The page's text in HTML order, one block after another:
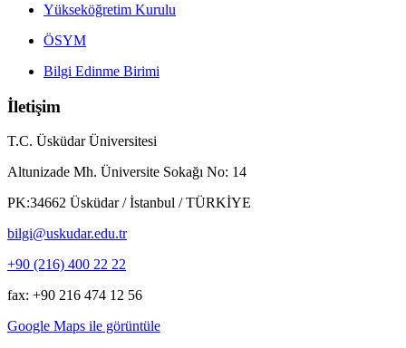
Yükseköğretim Kurulu
ÖSYM
Bilgi Edinme Birimi
İletişim
T.C. Üsküdar Üniversitesi
Altunizade Mh. Üniversite Sokağı No: 14
PK:34662 Üsküdar / İstanbul / TÜRKİYE
bilgi@uskudar.edu.tr
+90 (216) 400 22 22
fax: +90 216 474 12 56
Google Maps ile görüntüle